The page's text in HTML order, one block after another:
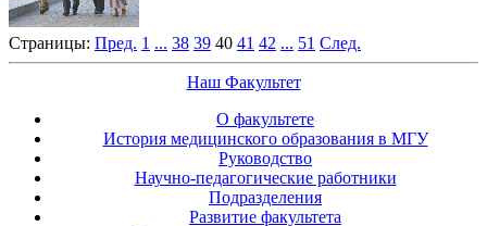
Страницы: Пред. 1 ... 38 39 40 41 42 ... 51 След.
Наш Факультет
О факультете
История медицинского образования в МГУ
Руководство
Научно-педагогические работники
Подразделения
Развитие факультета